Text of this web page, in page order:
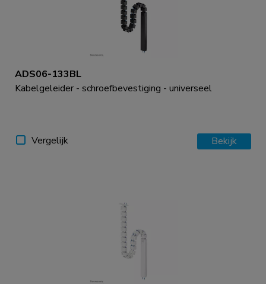
ADS06-133BL
Kabelgeleider - schroefbevestiging - universeel
Vergelijk Bekijk